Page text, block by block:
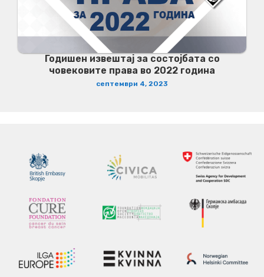
Годишен извештај за состојбата со
човековите права во 2022 година
септември 4, 2023